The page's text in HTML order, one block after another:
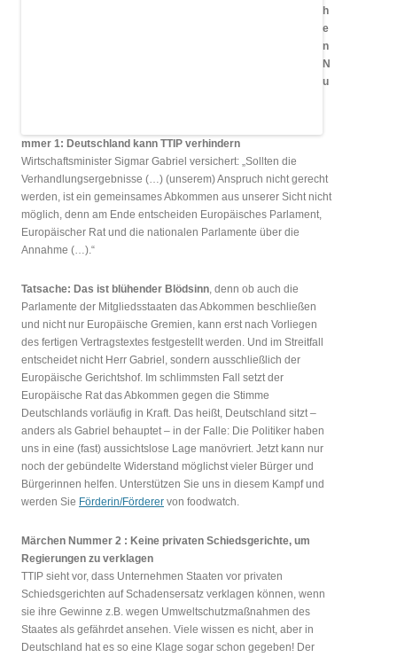
h
e
n
N
u
mmer 1: Deutschland kann TTIP verhindern
Wirtschaftsminister Sigmar Gabriel versichert: „Sollten die
Verhandlungsergebnisse (…) (unserem) Anspruch nicht gerecht
werden, ist ein gemeinsames Abkommen aus unserer Sicht nicht
möglich, denn am Ende entscheiden Europäisches Parlament,
Europäischer Rat und die nationalen Parlamente über die
Annahme (…).“
Tatsache: Das ist blühender Blödsinn, denn ob auch die
Parlamente der Mitgliedsstaaten das Abkommen beschließen
und nicht nur Europäische Gremien, kann erst nach Vorliegen
des fertigen Vertragstextes festgestellt werden. Und im Streitfall
entscheidet nicht Herr Gabriel, sondern ausschließlich der
Europäische Gerichtshof. Im schlimmsten Fall setzt der
Europäische Rat das Abkommen gegen die Stimme
Deutschlands vorläufig in Kraft. Das heißt, Deutschland sitzt –
anders als Gabriel behauptet – in der Falle: Die Politiker haben
uns in eine (fast) aussichtslose Lage manövriert. Jetzt kann nur
noch der gebündelte Widerstand möglichst vieler Bürger und
Bürgerinnen helfen. Unterstützen Sie uns in diesem Kampf und
werden Sie Förderin/Förderer von foodwatch.
Märchen Nummer 2 : Keine privaten Schiedsgerichte, um
Regierungen zu verklagen
TTIP sieht vor, dass Unternehmen Staaten vor privaten
Schiedsgerichten auf Schadensersatz verklagen können, wenn
sie ihre Gewinne z.B. wegen Umweltschutzmaßnahmen des
Staates als gefährdet ansehen. Viele wissen es nicht, aber in
Deutschland hat es so eine Klage sogar schon gegeben! Der